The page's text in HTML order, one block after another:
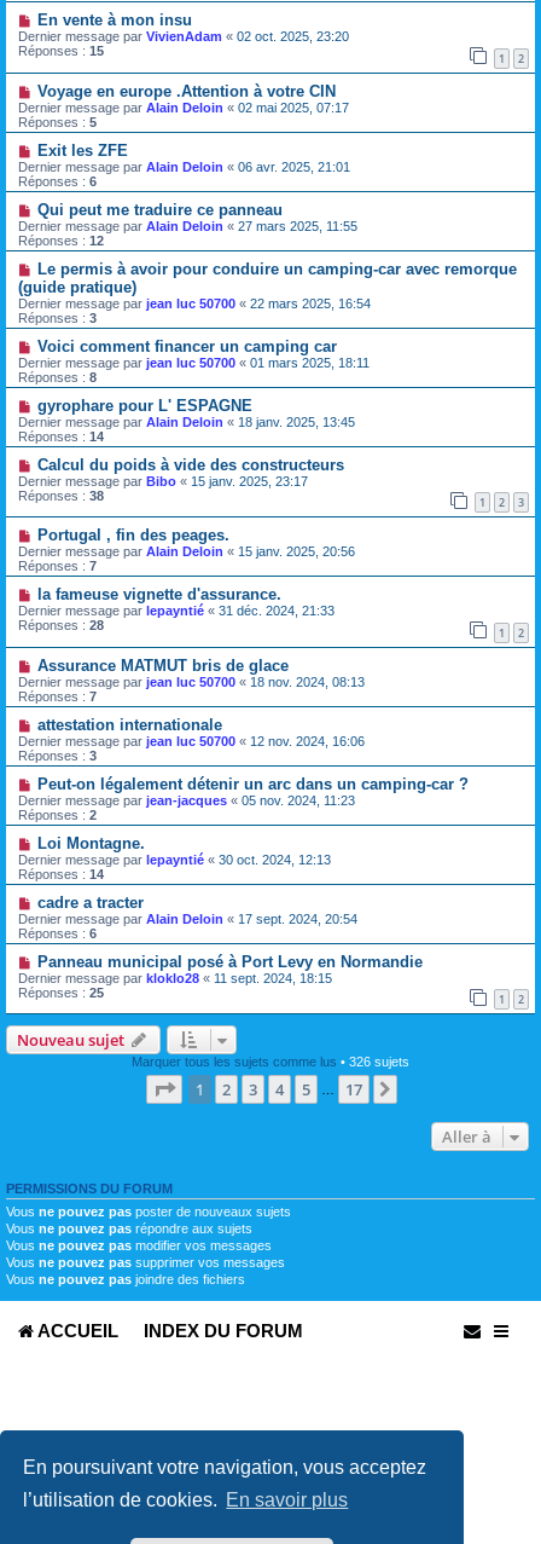
En poursuivant votre navigation, vous acceptez
l’utilisation de cookies. En savoir plus
En vente à mon insu
Dernier message par VivienAdam « 02 oct. 2025, 23:20
Réponses : 15 1 2
Voyage en europe .Attention à votre CIN
Dernier message par Alain Deloin « 02 mai 2025, 07:17
Réponses : 5
Exit les ZFE
Dernier message par Alain Deloin « 06 avr. 2025, 21:01
Réponses : 6
Qui peut me traduire ce panneau
Dernier message par Alain Deloin « 27 mars 2025, 11:55
Réponses : 12
Le permis à avoir pour conduire un camping-car avec remorque
(guide pratique)
Dernier message par jean luc 50700 « 22 mars 2025, 16:54
Réponses : 3
Voici comment financer un camping car
Dernier message par jean luc 50700 « 01 mars 2025, 18:11
Réponses : 8
gyrophare pour L' ESPAGNE
Dernier message par Alain Deloin « 18 janv. 2025, 13:45
Réponses : 14
Calcul du poids à vide des constructeurs
Dernier message par Bibo « 15 janv. 2025, 23:17
Réponses : 38 1 2 3
Portugal , fin des peages.
Dernier message par Alain Deloin « 15 janv. 2025, 20:56
Réponses : 7
la fameuse vignette d'assurance.
Dernier message par lepayntié « 31 déc. 2024, 21:33
Réponses : 28 1 2
Assurance MATMUT bris de glace
Dernier message par jean luc 50700 « 18 nov. 2024, 08:13
Réponses : 7
attestation internationale
Dernier message par jean luc 50700 « 12 nov. 2024, 16:06
Réponses : 3
Peut-on légalement détenir un arc dans un camping-car ?
Dernier message par jean-jacques « 05 nov. 2024, 11:23
Réponses : 2
Loi Montagne.
Dernier message par lepayntié « 30 oct. 2024, 12:13
Réponses : 14
cadre a tracter
Dernier message par Alain Deloin « 17 sept. 2024, 20:54
Réponses : 6
Panneau municipal posé à Port Levy en Normandie
Dernier message par kloklo28 « 11 sept. 2024, 18:15
Réponses : 25 1 2
Nouveau sujet
Marquer tous les sujets comme lus • 326 sujets
Page 1sur17
1 2 3 4 5 … 17
Aller à
PERMISSIONS DU FORUM
Vous ne pouvez pas poster de nouveaux sujets
Vous ne pouvez pas répondre aux sujets
Vous ne pouvez pas modifier vos messages
Vous ne pouvez pas supprimer vos messages
Vous ne pouvez pas joindre des fichiers
ACCUEIL INDEX DU FORUM
Traduit parphpBB-fr.com